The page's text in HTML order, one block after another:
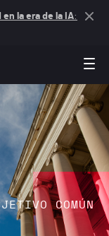
la era de la IA:
COMÚN